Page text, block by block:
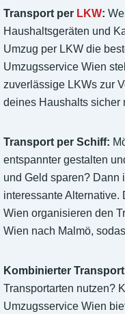
Transport per LKW:
Haushaltsgeräten und
Umzug per LKW die
Umzugsservice Wien
zuverlässige LKWs zur
deines Haushalts sicher
Transport per Schiff:
entspannter gestalten
und Geld sparen? Dann
interessante
Wien organisieren den
Wien nach Malmö,
Kombinierter
Transportarten nutzen?
Umzugsservice Wien